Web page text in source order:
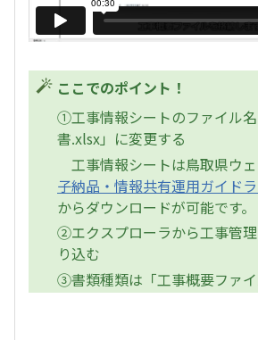
ここでのポイント！
①工事情報シートのファイル
書.xlsx」に変更する
工事情報シートは鳥取県ウ
子納品・情報共有運用ガイド
からダウンロードが可能です。
②エクスプローラから工事管
り込む
③書類種類は「工事概要ファ